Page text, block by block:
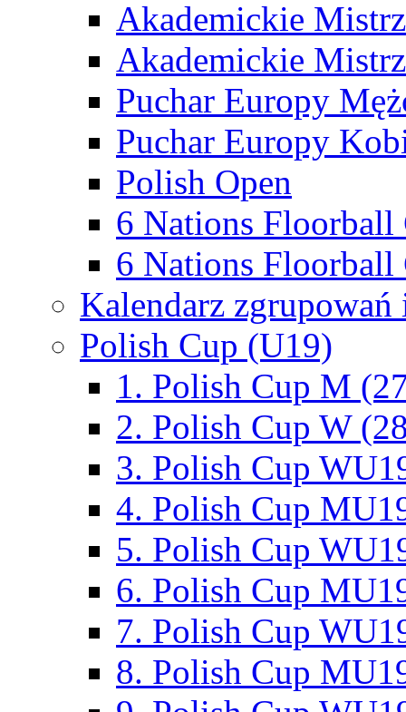
Akademickie
Akademickie
Puchar Europy
Puchar Europy
Polish Open
6 Nations Floorball
6 Nations Floorball
Kalendarz
Polish Cup (U19)
1. Polish Cup M
2. Polish Cup W
3. Polish Cup
4. Polish Cup
5. Polish Cup
6. Polish Cup
7. Polish Cup
8. Polish Cup